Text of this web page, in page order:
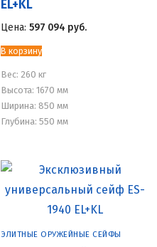
EL+KL
Цена: 597 094 руб.
В корзину
Вес: 260 кг
Высота: 1670 мм
Ширина: 850 мм
Глубина: 550 мм
ЭЛИТНЫЕ ОРУЖЕЙНЫЕ СЕЙФЫ